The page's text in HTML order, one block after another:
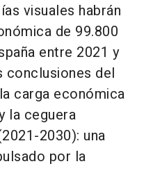
visuales habrán
de 99.800
entre 2021 y
conclusiones del
carga económica
la ceguera
2030): una
por la